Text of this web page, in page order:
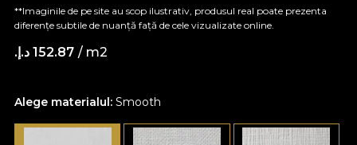
Alege materialul: Smooth
**Imaginile de pe site au scop ilustrativ, produsul real poate prezenta
diferențe subtile de nuanță față de cele vizualizate online.
152.87 د.إ.‏ / m2